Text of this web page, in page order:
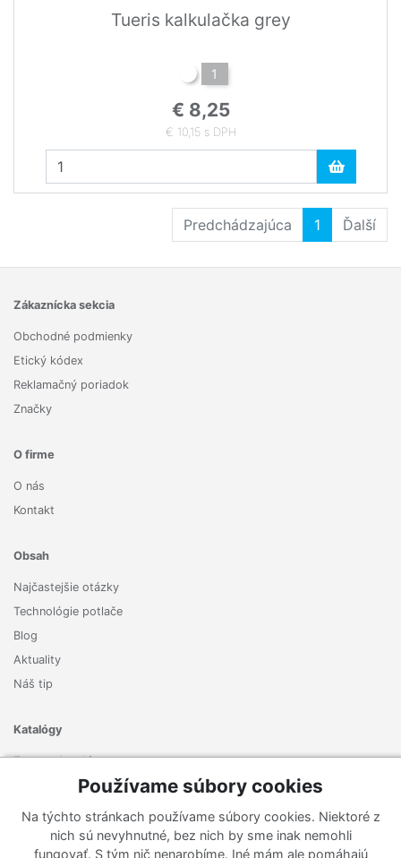
Tueris kalkulačka grey
1
€ 8,25
€ 10,15 s DPH
Predchádzajúca 1 Ďalší
Zákaznícka sekcia
Obchodné podmienky
Etický kódex
Reklamačný poriadok
Značky
O firme
O nás
Kontakt
Obsah
Najčastejšie otázky
Technológie potlače
Blog
Aktuality
Náš tip
Katalógy
Zoznam katalógov
Zaregistrujte sa k odberu nášho newslettera a nenechajte si
ujsť žiadne ponuky ani nové produkty.
Používame súbory cookies
Na týchto stránkach používame súbory cookies. Niektoré z
nich sú nevyhnutné, bez nich by sme inak nemohli
fungovať. S tým nič nenarobíme. Iné mám ale pomáhajú